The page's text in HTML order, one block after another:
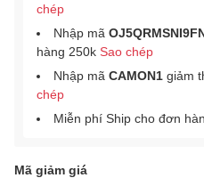
chép
Nhập mã
hàng 250k Sao chép
Nhập mã CAMON1 giảm
chép
Miễn phí Ship cho đơn
Mã giảm giá